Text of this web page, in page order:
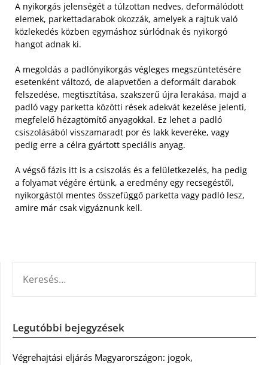
A nyikorgás jelenségét a túlzottan nedves, deformálódott
elemek, parkettadarabok okozzák, amelyek a rajtuk való
közlekedés közben egymáshoz súrlódnak és nyikorgó
hangot adnak ki.
A megoldás a padlónyikorgás végleges megszüntetésére
esetenként változó, de alapvetően a deformált darabok
felszedése, megtisztítása, szakszerű újra lerakása, majd a
padló vagy parketta közötti rések adekvát kezelése jelenti,
megfelelő hézagtömítő anyagokkal. Ez lehet a padló
csiszolásából visszamaradt por és lakk keveréke, vagy
pedig erre a célra gyártott speciális anyag.
A végső fázis itt is a csiszolás és a felületkezelés, ha pedig
a folyamat végére értünk, a eredmény egy recsegéstől,
nyikorgástól mentes összefüggő parketta vagy padló lesz,
amire már csak vigyáznunk kell.
Legutóbbi bejegyzések
Végrehajtási eljárás Magyarországon: jogok,